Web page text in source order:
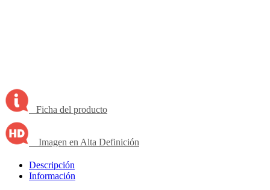
Ficha del producto
Imagen en Alta Definición
Descripción
Información